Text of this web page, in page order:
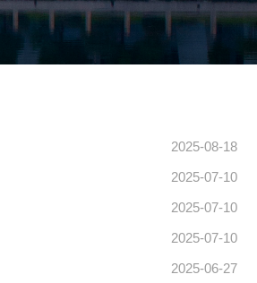
2025-08-18
2025-07-10
2025-07-10
2025-07-10
2025-06-27